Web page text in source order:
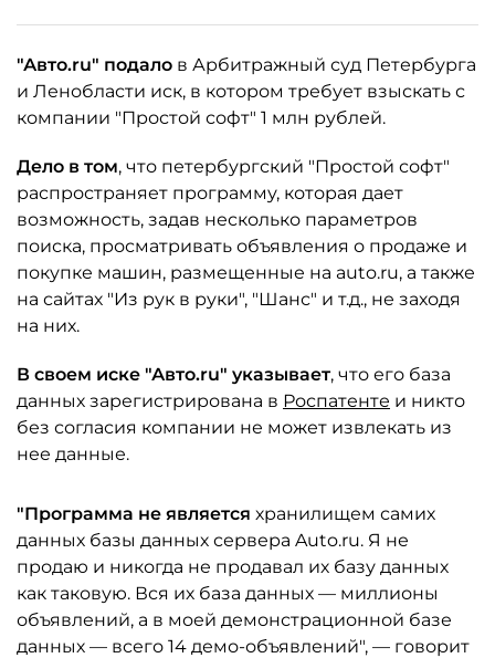
"Авто.ru" подало в Арбитражный суд Петербурга
и Ленобласти иск, в котором требует взыскать с
компании "Простой софт" 1 млн рублей.
Дело в том, что петербургский "Простой софт"
распространяет программу, которая дает
возможность, задав несколько параметров
поиска, просматривать объявления о продаже и
покупке машин, размещенные на auto.ru, а также
на сайтах "Из рук в руки", "Шанс" и т.д., не заходя
на них.
В своем иске "Авто.ru" указывает, что его база
данных зарегистрирована в Роспатенте и никто
без согласия компании не может извлекать из
нее данные.
"Программа не является хранилищем самих
данных базы данных сервера Auto.ru. Я не
продаю и никогда не продавал их базу данных
как таковую. Вся их база данных — миллионы
объявлений, а в моей демонстрационной базе
данных — всего 14 демо-объявлений", — говорит